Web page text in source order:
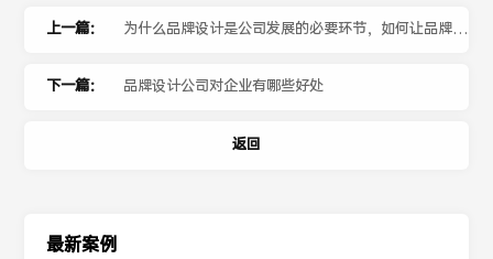
上一篇： 为什么品牌设计是公司发展的必要环节，如何让品牌更
有内涵
下一篇： 品牌设计公司对企业有哪些好处
返回
最新案例